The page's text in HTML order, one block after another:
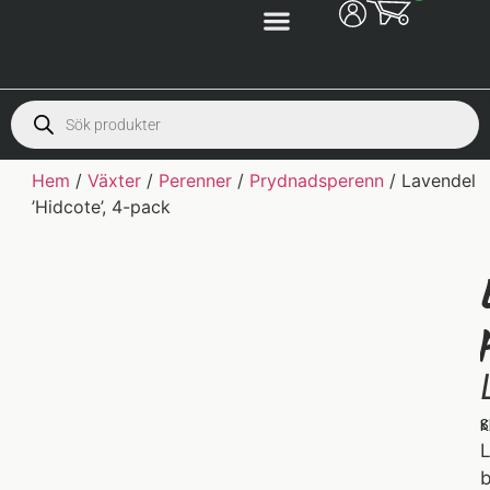
Hem /Växter / Perenner / Prydnadsperenn / Lavendel
’Hidcote’, 4-pack